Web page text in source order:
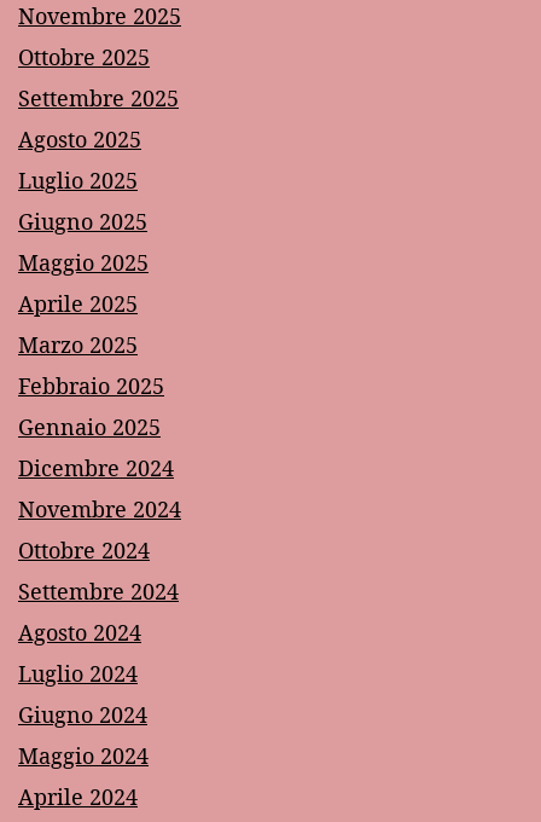
Novembre 2025
Ottobre 2025
Settembre 2025
Agosto 2025
Luglio 2025
Giugno 2025
Maggio 2025
Aprile 2025
Marzo 2025
Febbraio 2025
Gennaio 2025
Dicembre 2024
Novembre 2024
Ottobre 2024
Settembre 2024
Agosto 2024
Luglio 2024
Giugno 2024
Maggio 2024
Aprile 2024